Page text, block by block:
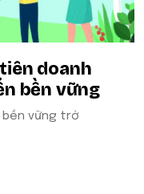
doanh
bền vững
bền vững trở